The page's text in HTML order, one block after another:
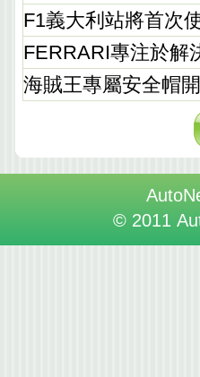
F1義大利站將首次
FERRARI專注於解
海賊王專屬安全帽
© 2011